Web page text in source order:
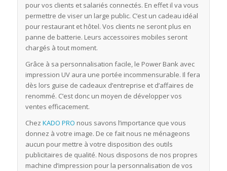
pour vos clients et salariés connectés. En effet il va vous
permettre de viser un large public. C’est un cadeau idéal
pour restaurant et hôtel. Vos clients ne seront plus en
panne de batterie. Leurs accessoires mobiles seront
chargés à tout moment.
Grâce à sa personnalisation facile, le Power Bank avec
impression UV aura une portée incommensurable. Il fera
dès lors guise de cadeaux d’entreprise et d’affaires de
renommé. C’est donc un moyen de développer vos
ventes efficacement.
Chez KADO PRO nous savons l’importance que vous
donnez à votre image. De ce fait nous ne ménageons
aucun pour mettre à votre disposition des outils
publicitaires de qualité. Nous disposons de nos propres
machine d’impression pour la personnalisation de vos